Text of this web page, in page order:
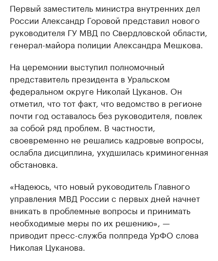
Первый заместитель министра внутренних дел
России Александр Горовой представил нового
руководителя ГУ МВД по Свердловской области,
генерал-майора полиции Александра Мешкова.
На церемонии выступил полномочный
представитель президента в Уральском
федеральном округе Николай Цуканов. Он
отметил, что тот факт, что ведомство в регионе
почти год оставалось без руководителя, повлек
за собой ряд проблем. В частности,
своевременно не решались кадровые вопросы,
ослабла дисциплина, ухудшилась криминогенная
обстановка.
«Надеюсь, что новый руководитель Главного
управления МВД России с первых дней начнет
вникать в проблемные вопросы и принимать
необходимые меры по их решению», —
приводит пресс-служба полпреда УрФО слова
Николая Цуканова.